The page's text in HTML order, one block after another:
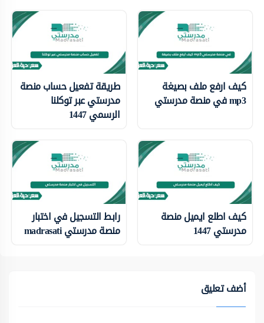
كيف ارفع ملف بصيغة
mp3 في منصة مدرستي
طريقة تفعيل حساب منصة
مدرستي عبر توكلنا
الرسمي 1447
كيف اطلع ايميل منصة
مدرستي 1447
رابط التسجيل في اختبار
منصة مدرستي madrasati
أضف تعليق